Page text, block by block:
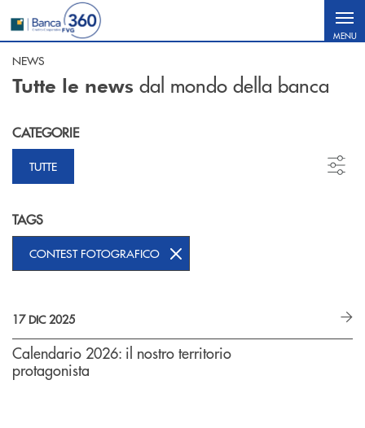
Salta al contenuto principale
MENU
NEWS
Tutte le news dal mondo della banca
CATEGORIE
TUTTE
TAGS
CONTEST FOTOGRAFICO
17 DIC 2025
Calendario 2026: il nostro territorio
protagonista